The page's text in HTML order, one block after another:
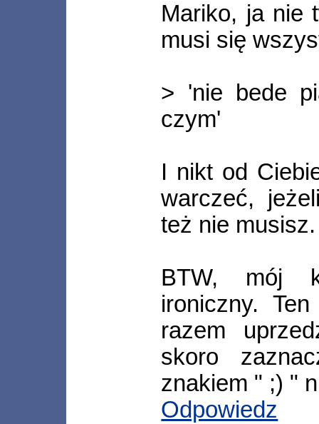
Mariko, ja nie
musi się
> 'nie bede
czym'
I nikt od
warczeć,
też nie musisz.
BTW, mój
ironiczny.
razem
skoro
znakiem " ;) "
Odpowiedz